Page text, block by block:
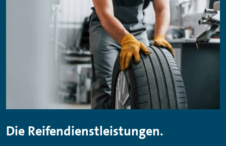
Die Reifendienstleistungen.